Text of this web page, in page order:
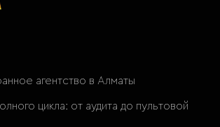
агентство в Алматы
цикла: от аудита до пультовой